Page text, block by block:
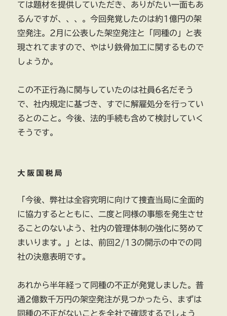
ては題材を提供していただき、ありがたい一面もあ
るんですが、、、。今回発覚したのは約1億円の架
空発注。2月に公表した架空発注と「同種の」と表
現されてますので、やはり鉄骨加工に関するもので
しょうか。
この不正行為に関与していたのは社員6名だそう
で、社内規定に基づき、すでに解雇処分を行ってい
るとのこと。今後、法的手続も含めて検討していく
そうです。
大阪国税局
「今後、弊社は全容究明に向けて捜査当局に全面的
に協力するとともに、二度と同様の事態を発生させ
ることのないよう、社内の管理体制の強化に努めて
まいります。」とは、前回2/13の開示の中での同
社の決意表明です。
あれから半年経って同種の不正が発覚しました。普
通2億数千万円の架空発注が見つかったら、まずは
同種の不正がないことを全社で確認するでしょう